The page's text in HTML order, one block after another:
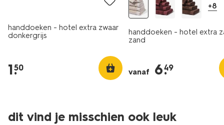
handdoeken - hotel extra zwaar
donkergrijs
1.
50
+8
handdoeken - hotel extra
zand
vanaf 6.
49
dit vind je misschien ook leuk
nieuw